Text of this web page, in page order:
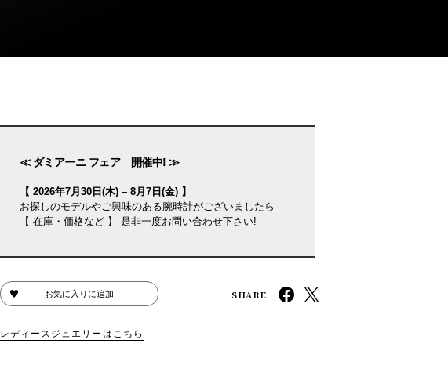
≪ ダミアーニ フェア 開催中! ≫
【 2026年7月30日(木) – 8月7日(金) 】
お探しのモデルやご興味のある腕時計がございましたら
【 在庫・価格など 】 是非一度お問い合わせ下さい!
お気に入りに追加 SHARE
レディースジュエリーはこちら